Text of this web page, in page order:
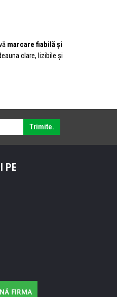
marcare fiabilă și
clare, lizibile și
Trimite.
PE